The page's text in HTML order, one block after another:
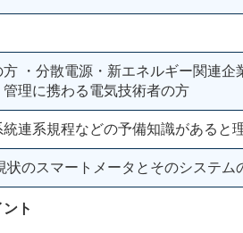
・分散電源・新エネルギー関連企
理に携わる電気技術者の方
連系規程などの予備知識があると
状のスマートメータとそのシステム
ト